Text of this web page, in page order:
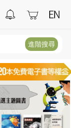
進階搜尋